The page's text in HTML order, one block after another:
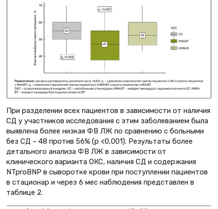
При разделении всех пациентов в зависимости от наличия
СД у участников исследования с этим заболеванием была
выявлена более низкая ФВ ЛЖ по сравнению с больными
без СД – 48 против 56% (p <0,001). Результаты более
детального анализа ФВ ЛЖ в зависимости от
клинического варианта ОКС, наличия СД и содержания
NTproBNP в сыворотке крови при поступлении пациентов
в стационар и через 6 мес наблюдения представлен в
таблице 2.